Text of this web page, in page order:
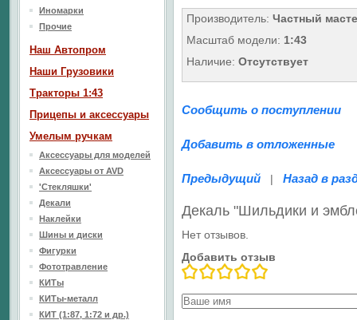
Производитель: Частный
Масштаб модели: 1:43
Наличие: Отсутствует
Сообщить о поступлении
Добавить в отложенные
Предыдущий | Назад в
Декаль "Шильдики и
Нет отзывов.
Добавить отзыв
Иномарки
Прочие
Наш Aвтопром
Наши Грузовики
Тракторы 1:43
Прицепы и аксессуары
Умелым ручкам
Аксессуары для моделей
Аксессуары от AVD
'Стекляшки'
Декали
Наклейки
Шины и диски
Фигурки
Фототравление
КИТы
КИТы-металл
КИТ (1:87, 1:72 и др.)